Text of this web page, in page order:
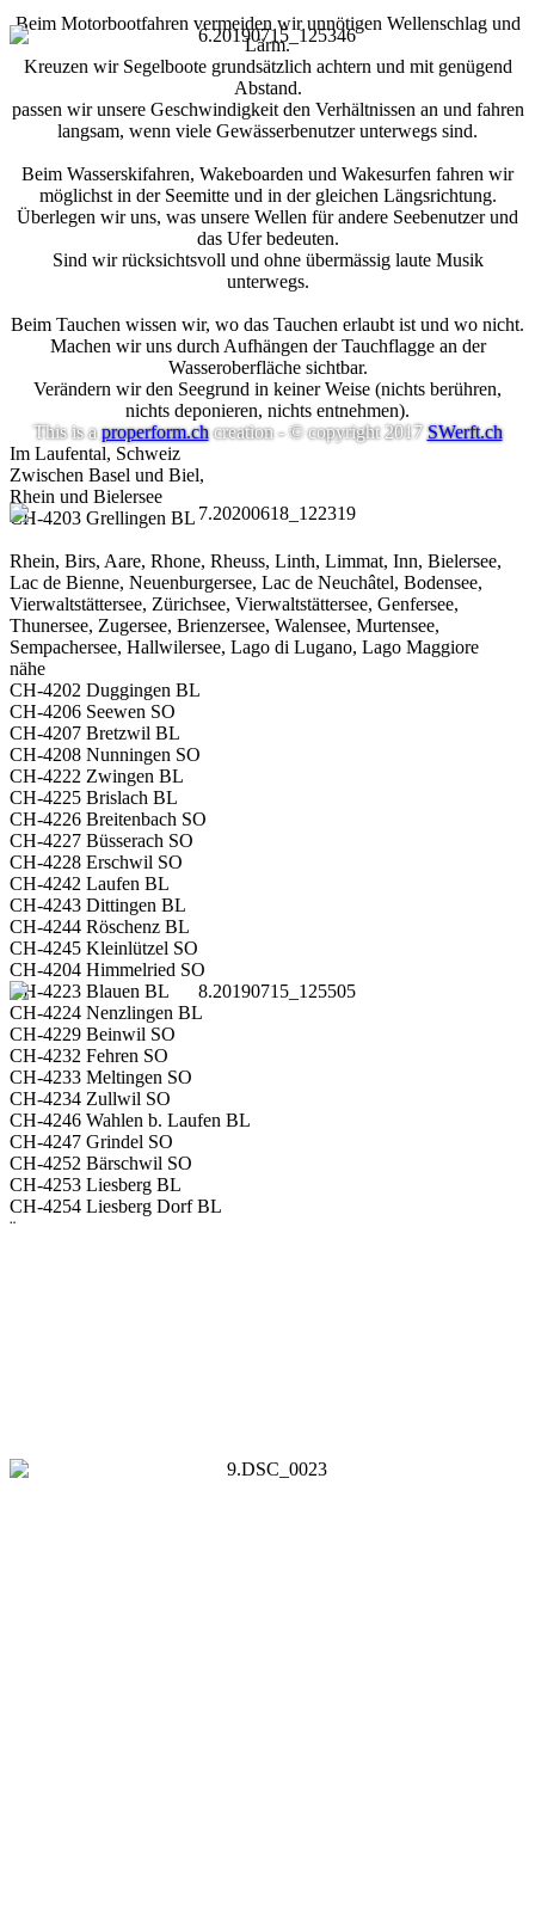
Beim Motorbootfahren vermeiden wir unnötigen Wellenschlag und
Lärm.
Kreuzen wir Segelboote grundsätzlich achtern und mit genügend
Abstand.
passen wir unsere Geschwindigkeit den Verhältnissen an und fahren
langsam, wenn viele Gewässerbenutzer unterwegs sind.
Beim Wasserskifahren, Wakeboarden und Wakesurfen fahren wir
möglichst in der Seemitte und in der gleichen Längsrichtung.
Überlegen wir uns, was unsere Wellen für andere Seebenutzer und
das Ufer bedeuten.
Sind wir rücksichtsvoll und ohne übermässig laute Musik
unterwegs.
Beim Tauchen wissen wir, wo das Tauchen erlaubt ist und wo nicht.
Machen wir uns durch Aufhängen der Tauchflagge an der
Wasseroberfläche sichtbar.
Verändern wir den Seegrund in keiner Weise (nichts berühren,
nichts deponieren, nichts entnehmen).
This is aproperform.chcreation - © copyright 2017SWerft.ch
Im Laufental, Schweiz
Zwischen Basel und Biel,
Rhein und Bielersee
CH-4203 Grellingen BL
Rhein, Birs, Aare, Rhone, Rheuss, Linth, Limmat, Inn, Bielersee,
Lac de Bienne, Neuenburgersee, Lac de Neuchâtel, Bodensee,
Vierwaltstättersee, Zürichsee, Vierwaltstättersee, Genfersee,
Thunersee, Zugersee, Brienzersee, Walensee, Murtensee,
Sempachersee, Hallwilersee, Lago di Lugano, Lago Maggiore
nähe
CH-4202 Duggingen BL
CH-4206 Seewen SO
CH-4207 Bretzwil BL
CH-4208 Nunningen SO
CH-4222 Zwingen BL
CH-4225 Brislach BL
CH-4226 Breitenbach SO
CH-4227 Büsserach SO
CH-4228 Erschwil SO
CH-4242 Laufen BL
CH-4243 Dittingen BL
CH-4244 Röschenz BL
CH-4245 Kleinlützel SO
CH-4204 Himmelried SO
CH-4223 Blauen BL
CH-4224 Nenzlingen BL
CH-4229 Beinwil SO
CH-4232 Fehren SO
CH-4233 Meltingen SO
CH-4234 Zullwil SO
CH-4246 Wahlen b. Laufen BL
CH-4247 Grindel SO
CH-4252 Bärschwil SO
CH-4253 Liesberg BL
CH-4254 Liesberg Dorf BL
¨